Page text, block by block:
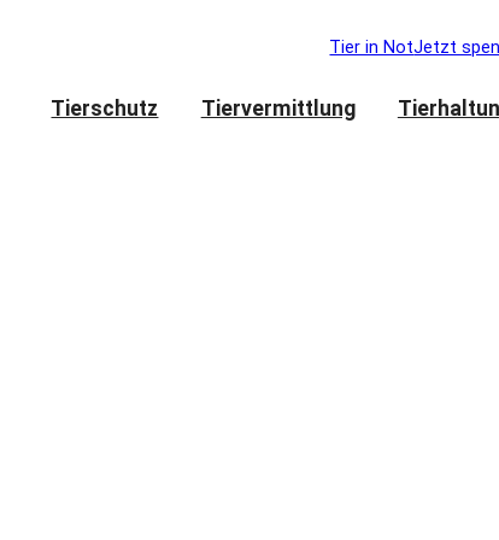
Tier in NotJetzt
Tierschutz Tiervermittlung